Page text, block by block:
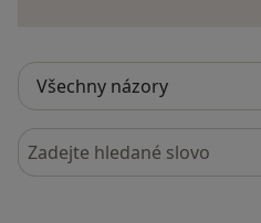
Hledejte v názorech